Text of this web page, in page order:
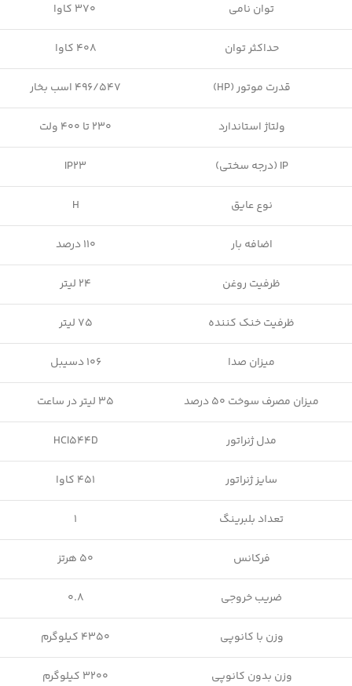
توان نامی
حداکثر توان 408 کاوا
قدرت موتور (HP) 496/547 اسب بخار
ولتاژ استاندارد 230 تا 400 ولت
IP (درجه سختی) IP23
نوع عایق H
اضافه بار 110 درصد
ظرفیت روغن 24 لیتر
ظرفیت خنک کننده 75 لیتر
میزان صدا 106 دسیبل
میزان مصرف سوخت 50 درصد 35 لیتر در ساعت
مدل ژنراتور HCI544D
سایز ژنراتور 451 کاوا
تعداد بلبرینگ 1
فرکانس 50 هرتز
ضریب خروجی 0.8
وزن با کانوپی 4350 کیلوگرم
وزن بدون کانوپی 3200 کیلوگرم